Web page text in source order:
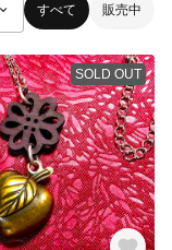
すべて 販売中
SOLD OUT